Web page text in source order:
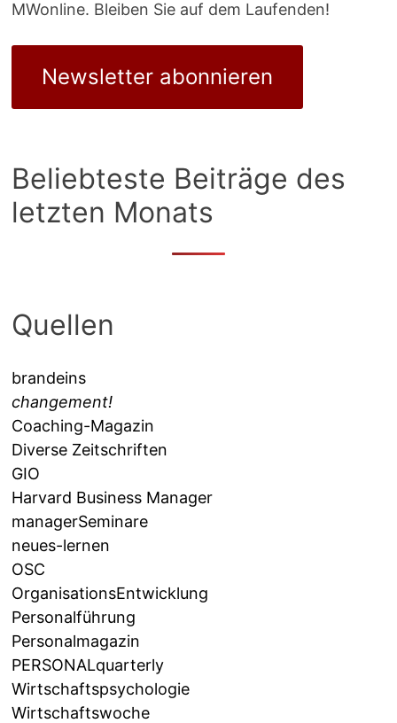
MWonline. Bleiben Sie auf dem Laufenden!
Newsletter abonnieren
Beliebteste Beiträge des
letzten Monats
Quellen
brandeins
changement!
Coaching-Magazin
Diverse Zeitschriften
GIO
Harvard Business Manager
managerSeminare
neues-lernen
OSC
OrganisationsEntwicklung
Personalführung
Personalmagazin
PERSONALquarterly
Wirtschaftspsychologie
Wirtschaftswoche